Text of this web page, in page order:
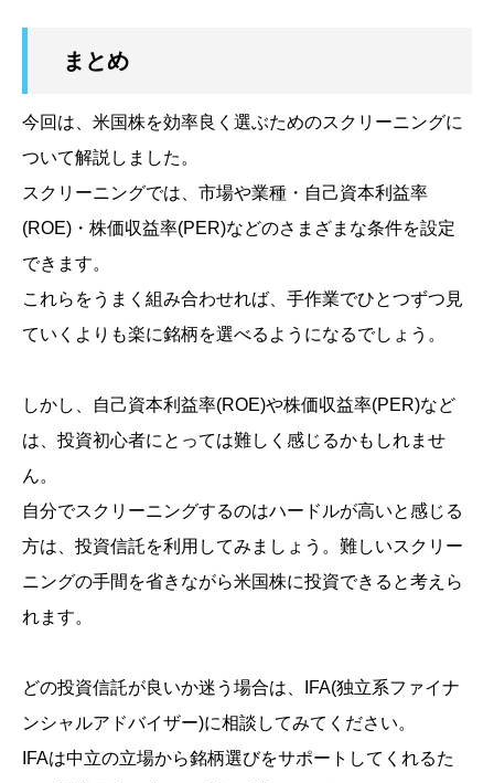
まとめ
今回は、米国株を効率良く選ぶためのスクリーニングに
ついて解説しました。
スクリーニングでは、市場や業種・自己資本利益率
(ROE) ・株価収益率(PER)などのさまざまな条件を設定
できます。
これらをうまく組み合わせれば、手作業でひとつずつ見
ていくよりも楽に銘柄を選べるようになるでしょう。
しかし、自己資本利益率(ROE)や株価収益率(PER)など
は、投資初心者にとっては難しく感じるかもしれませ
ん。
自分でスクリーニングするのはハードルが高いと感じる
方は、投資信託を利用してみましょう。難しいスクリー
ニングの手間を省きながら米国株に投資できると考えら
れます。
どの投資信託が良いか迷う場合は、IFA(独立系ファイナ
ンシャルアドバイザー)に相談してみてください。
IFAは中立の立場から銘柄選びをサポートしてくれるた